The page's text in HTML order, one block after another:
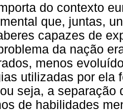
do contexto
que, juntas,
capazes de
da nação
menos
utilizadas por ela
seja, a separação
de habilidades